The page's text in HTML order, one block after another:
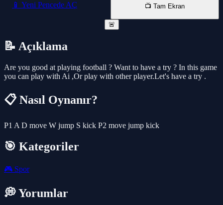
📱 Yeni Pencede AÇ 📺 Tam Ekran
🚨
📝 Açıklama
Are you good at playing football ? Want to have a try ? In this game
you can play with Ai ,Or play with other player.Let's have a try .
📋 Nasıl Oynanır?
P1 A D move W jump S kick P2 move jump kick
🎯 Kategoriler
🎮 Spor
💭 Yorumlar